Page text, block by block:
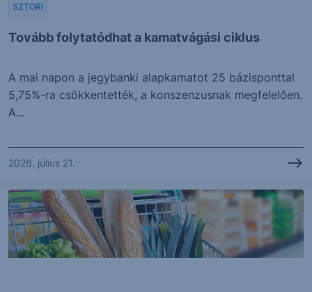
Tovább folytatódhat a kamatvágási ciklus
SZTORI
A mai napon a jegybanki alapkamatot 25 bázisponttal
5,75%-ra csökkentették, a konszenzusnak megfelelően.
A...
2026. július 21.